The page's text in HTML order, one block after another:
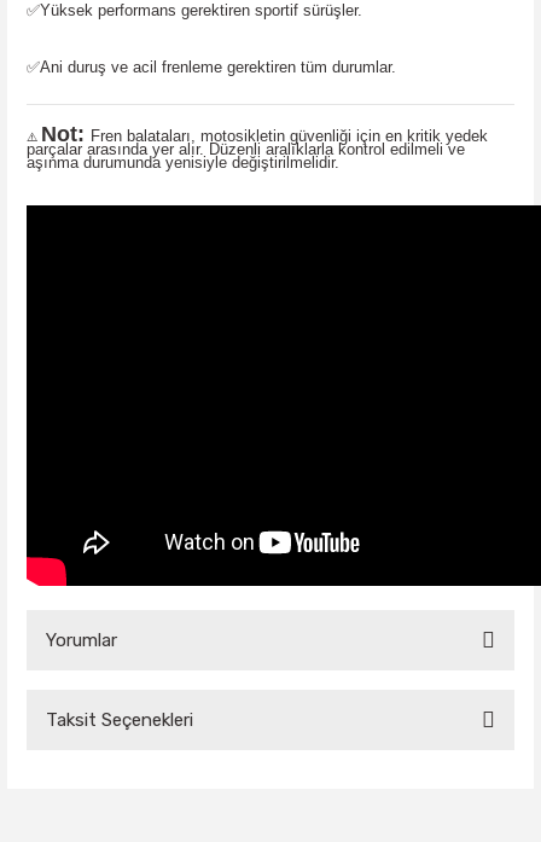
✅Yüksek performans gerektiren sportif sürüşler.
✅Ani duruş ve acil frenleme gerektiren tüm durumlar.
⚠️ Not: Fren balataları, motosikletin güvenliği için en kritik yedek
parçalar arasında yer alır. Düzenli aralıklarla kontrol edilmeli ve
aşınma durumunda yenisiyle değiştirilmelidir.
Yorumlar
Taksit Seçenekleri